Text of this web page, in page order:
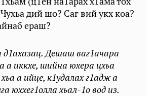
дий шо? Саг вий укх коа?
ераш?
д1ахазац. Дешаш ваг1ачара
а иккхе, шийна юхера цхьа
а ийце, к1удалах г1адж а
юххег1олла хьал-1о вод из.